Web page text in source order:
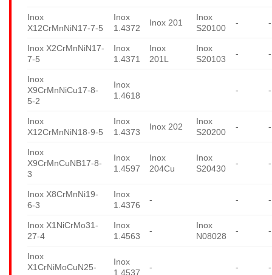
Inox
X12CrMnNiN17-7-5
Inox
1.4372
Inox 201
Inox
S20100
- -
Inox X2CrMnNiN17-
7-5
Inox
1.4371
Inox
201L
Inox
S20103
- -
Inox
X9CrMnNiCu17-8-
5-2
Inox
1.4618
- -
Inox
X12CrMnNiN18-9-5
Inox
1.4373
Inox 202
Inox
S20200
- -
Inox
X9CrMnCuNB17-8-
3
Inox
1.4597
Inox
204Cu
Inox
S20430
- -
Inox X8CrMnNi19-
6-3
Inox
1.4376
- - -
Inox X1NiCrMo31-
27-4
Inox
1.4563
-
Inox
N08028
- -
Inox
X1CrNiMoCuN25-
Inox
1.4537
- - -